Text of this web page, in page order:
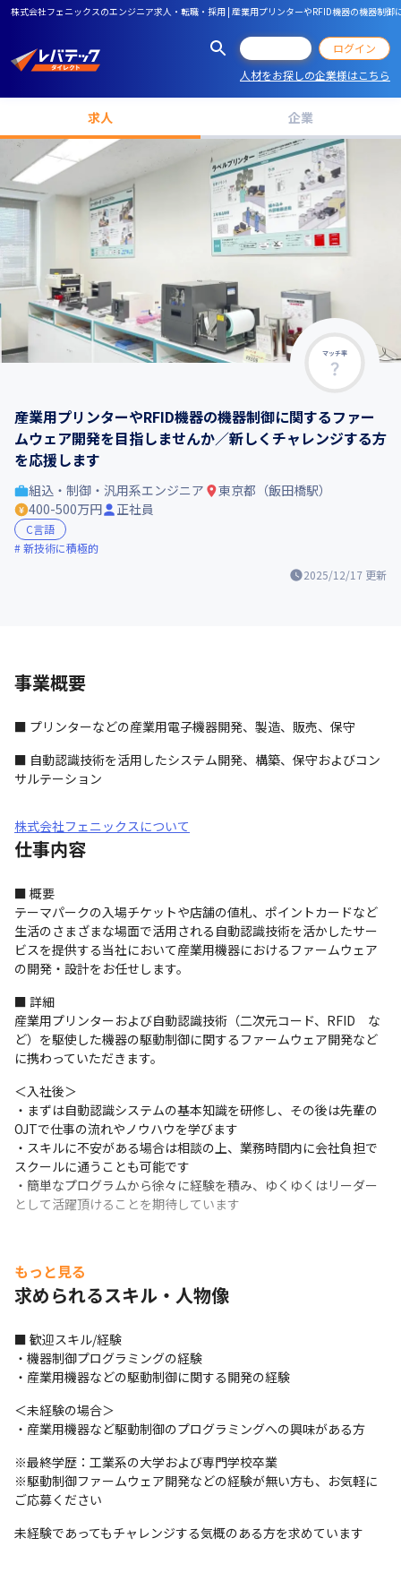
株式会社フェニックスのエンジニア求人・転職・採用 | 産業用プリンターやRFID機器の機器制
ログイン
人材をお探しの企業様はこちら
求人 企業
マッチ率
産業用プリンターやRFID機器の機器制御に関するファー
ムウェア開発を目指しませんか／新しくチャレンジする方
を応援します
2025/12/17 更新
組込・制御・汎用系エンジニア
東京都（飯田橋駅）
400-500万円
正社員
C言語
新技術に積極的
事業概要
■ プリンターなどの産業用電子機器開発、製造、販売、保守
■ 自動認識技術を活用したシステム開発、構築、保守およびコン
サルテーション
株式会社フェニックスについて
仕事内容
■ 概要
テーマパークの入場チケットや店舗の値札、ポイントカードなど
生活のさまざまな場面で活用される自動認識技術を活かしたサー
ビスを提供する当社において産業用機器におけるファームウェア
の開発・設計をお任せします。
■ 詳細
産業用プリンターおよび自動認識技術（二次元コード、RFID　な
ど）を駆使した機器の駆動制御に関するファームウェア開発など
に携わっていただきます。
＜入社後＞
・まずは自動認識システムの基本知識を研修し、その後は先輩の
OJTで仕事の流れやノウハウを学びます
・スキルに不安がある場合は相談の上、業務時間内に会社負担で
スクールに通うことも可能です
・簡単なプログラムから徐々に経験を積み、ゆくゆくはリーダー
として活躍頂けることを期待しています
もっと見る
求められるスキル・人物像
■ 歓迎スキル/経験
・機器制御プログラミングの経験
・産業用機器などの駆動制御に関する開発の経験
＜未経験の場合＞
・産業用機器など駆動制御のプログラミングへの興味がある方
※最終学歴：工業系の大学および専門学校卒業
※駆動制御ファームウェア開発などの経験が無い方も、お気軽に
ご応募ください
未経験であってもチャレンジする気概のある方を求めています